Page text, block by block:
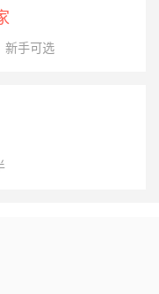
新手可选